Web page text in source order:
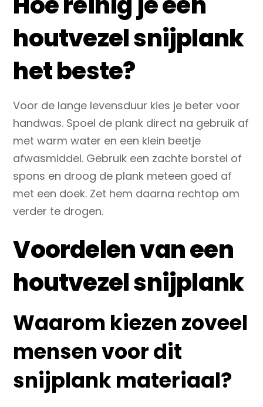
houtvezel snijplank
het beste?
Voor de lange levensduur kies je beter voor
handwas. Spoel de plank direct na gebruik af
met warm water en een klein beetje
afwasmiddel. Gebruik een zachte borstel of
spons en droog de plank meteen goed af
met een doek. Zet hem daarna rechtop om
verder te drogen.
Voordelen van een
houtvezel snijplank
Waarom kiezen zoveel
mensen voor dit
snijplank materiaal?